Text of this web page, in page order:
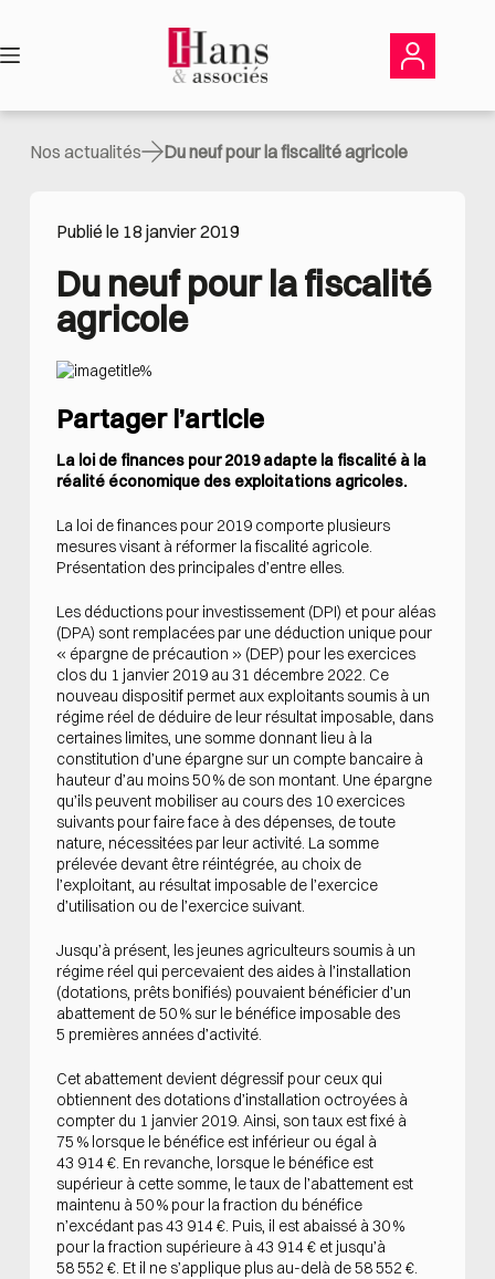
contenu
Nos actualités Du neuf pour la fiscalité agricole
Publié le 18 janvier 2019
Du neuf pour la fiscalité
agricole
Partager l’article
La loi de finances pour 2019 adapte la fiscalité à la
réalité économique des exploitations agricoles.
La loi de finances pour 2019 comporte plusieurs
mesures visant à réformer la fiscalité agricole.
Présentation des principales d’entre elles.
Les déductions pour investissement (DPI) et pour aléas
(DPA) sont remplacées par une déduction unique pour
« épargne de précaution » (DEP) pour les exercices
clos du 1 janvier 2019 au 31 décembre 2022. Ce
nouveau dispositif permet aux exploitants soumis à un
régime réel de déduire de leur résultat imposable, dans
certaines limites, une somme donnant lieu à la
constitution d’une épargne sur un compte bancaire à
hauteur d’au moins 50 % de son montant. Une épargne
qu’ils peuvent mobiliser au cours des 10 exercices
suivants pour faire face à des dépenses, de toute
nature, nécessitées par leur activité. La somme
prélevée devant être réintégrée, au choix de
l’exploitant, au résultat imposable de l’exercice
d’utilisation ou de l’exercice suivant.
Jusqu’à présent, les jeunes agriculteurs soumis à un
régime réel qui percevaient des aides à l’installation
(dotations, prêts bonifiés) pouvaient bénéficier d’un
abattement de 50 % sur le bénéfice imposable des
5 premières années d’activité.
Cet abattement devient dégressif pour ceux qui
obtiennent des dotations d’installation octroyées à
compter du 1 janvier 2019. Ainsi, son taux est fixé à
75 % lorsque le bénéfice est inférieur ou égal à
43 914 €. En revanche, lorsque le bénéfice est
supérieur à cette somme, le taux de l’abattement est
maintenu à 50 % pour la fraction du bénéfice
n’excédant pas 43 914 €. Puis, il est abaissé à 30 %
pour la fraction supérieure à 43 914 € et jusqu’à
58 552 €. Et il ne s’applique plus au-delà de 58 552 €.